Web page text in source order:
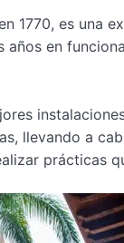
1770, es una
en
llevando a
prácticas